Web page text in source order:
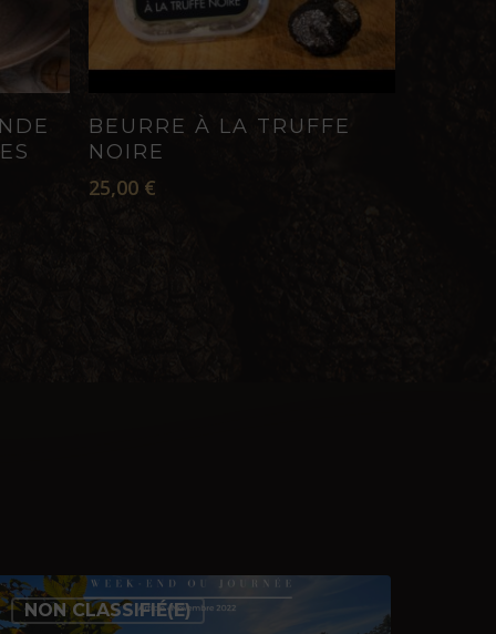
LIRE LA SUITE
BEURRE À LA TRUFFE
NOIRE
25,00 €
NON CLASSIFIÉ(E)
Votre
séjour